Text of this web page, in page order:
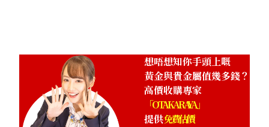
想唔想知你手頭上嘅
黃金與貴金屬值幾多錢？
高價收購專家
「OTAKARAYA」
提供免費估價